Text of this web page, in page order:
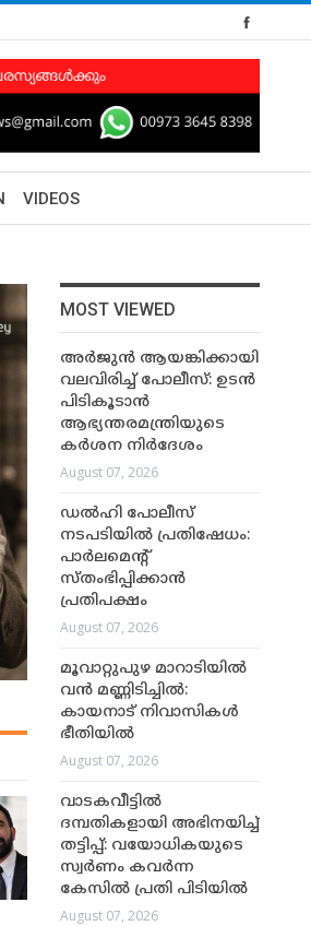
VIDEOS
MOST VIEWED
അർജുൻ ആയങ്കിക്കായി
വലവിരിച്ച് പോലീസ്: ഉടൻ
പിടികൂടാൻ
ആഭ്യന്തരമന്ത്രിയുടെ
കർശന നിർദേശം
August 07, 2026
ഡൽഹി പോലീസ്
നടപടിയിൽ പ്രതിഷേധം:
പാർലമെന്റ്
സ്തംഭിപ്പിക്കാൻ
പ്രതിപക്ഷം
August 07, 2026
മൂവാറ്റുപുഴ മാറാടിയിൽ
വൻ മണ്ണിടിച്ചിൽ:
കായനാട് നിവാസികൾ
ഭീതിയിൽ
August 07, 2026
വാടകവീട്ടിൽ
ദമ്പതികളായി അഭിനയിച്ച്
തട്ടിപ്പ്: വയോധികയുടെ
സ്വർണം കവർന്ന
കേസിൽ പ്രതി പിടിയിൽ
August 07, 2026